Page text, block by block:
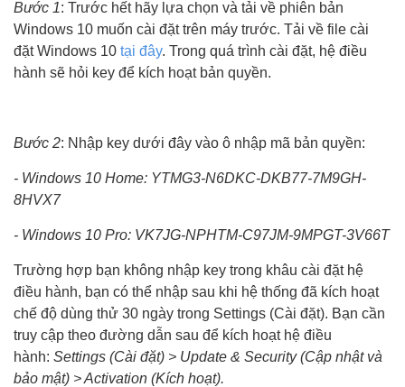
Bước 1: Trước hết hãy lựa chọn và tải về phiên bản
Windows 10 muốn cài đặt trên máy trước. Tải về file cài
đặt Windows 10 tại đây. Trong quá trình cài đặt, hệ điều
hành sẽ hỏi key để kích hoạt bản quyền.
Bước 2: Nhập key dưới đây vào ô nhập mã bản quyền:
- Windows 10 Home: YTMG3-N6DKC-DKB77-7M9GH-
8HVX7
- Windows 10 Pro: VK7JG-NPHTM-C97JM-9MPGT-3V66T
Trường hợp bạn không nhập key trong khâu cài đặt hệ
điều hành, bạn có thể nhập sau khi hệ thống đã kích hoạt
chế độ dùng thử 30 ngày trong Settings (Cài đặt). Bạn cần
truy cập theo đường dẫn sau để kích hoạt hệ điều
hành: Settings (Cài đặt) > Update & Security (Cập nhật và
bảo mật) > Activation (Kích hoạt).